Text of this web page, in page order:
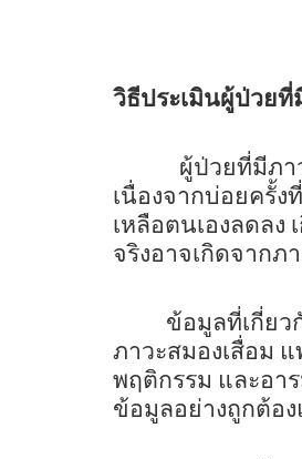
วิธีประเมินผู้ป่วย
ผู้ป่วยที่มีภา
เนื่องจากบ่อยครั้
เหลือตนเองลดลง
จริงอาจเกิดจากภ
ข้อมูลที่เกี่ยว
ภาวะสมองเสื่อม
พฤติกรรม และอ
ข้อมูลอย่างถูกต้อง